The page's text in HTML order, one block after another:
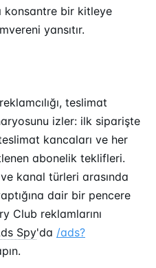
konsantre bir kitleye
yansıtır.
teslimat
izler: ilk siparişte
kancaları ve her
abonelik teklifleri.
kanal türleri arasında
dair bir pencere
Club reklamlarını
Spy'da /ads?